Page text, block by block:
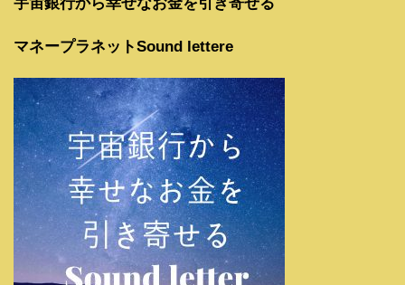
マネープラネットSound lettere